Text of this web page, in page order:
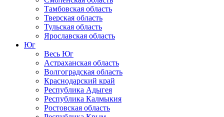
Тамбовская область
Тверская область
Тульская область
Ярославская область
Юг
Весь Юг
Астраханская область
Волгоградская область
Краснодарский край
Республика Адыгея
Республика Калмыкия
Ростовская область